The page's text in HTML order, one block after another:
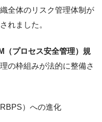
全体のリスク管理体制が
れました。
（プロセス安全管理）規
の枠組みが法的に整備さ
）への進化